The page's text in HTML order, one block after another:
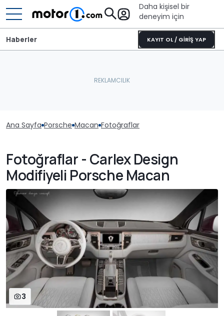
Daha kişisel bir
deneyim için
KAYIT OL / GİRİŞ YAP
Haberler
Ana Sayfa Porsche Macan Fotoğraflar
Fotoğraflar - Carlex Design
Modifiyeli Porsche Macan
3